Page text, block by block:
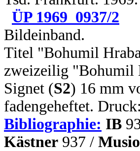
ÜP 1969_0937/2
Bildeinband.
Titel "Bohumil
zweizeilig "Bohumil
Signet (S2) 16 mm
fadengeheftet.
Bibliographie: IB
Kästner 937 /